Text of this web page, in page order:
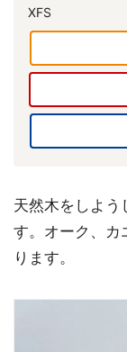
XFS
天然木をしよう
す。オーク、カ
ります。